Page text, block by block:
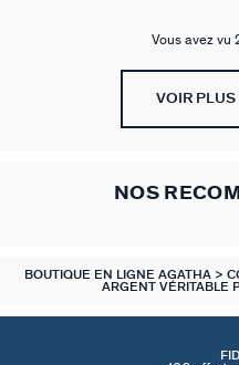
Vous avez vu
VOIR PLUS
NOS
BOUTIQUE EN LIGNE AGATHA
ARGENT VÉRITABLE